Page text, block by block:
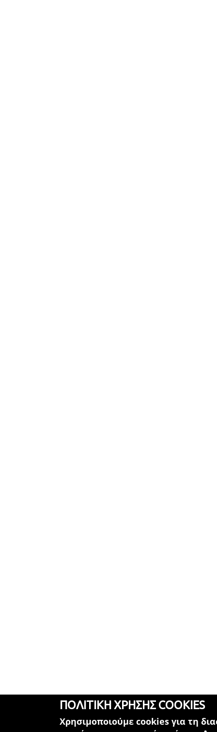
ΠΟΛΙΤΙΚΗ ΧΡΗΣΗΣ COOKIES
Χρησιμοποιούμε cookies για τη